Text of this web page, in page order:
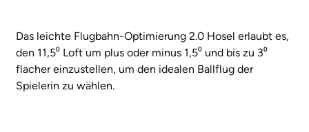
Das leichte Flugbahn-Optimierung 2.0 Hosel erlaubt es,
den 11,5⁰ Loft um plus oder minus 1,5⁰ und bis zu 3⁰
flacher einzustellen, um den idealen Ballflug der
Spielerin zu wählen.